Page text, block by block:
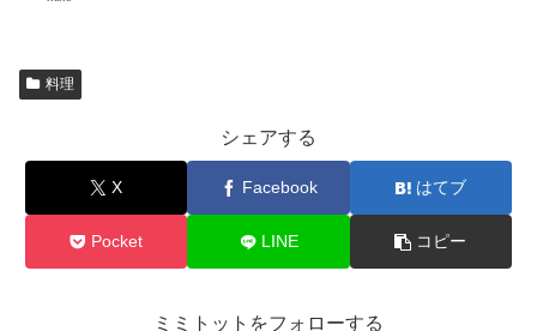
料理
シェアする
X Facebook はてブ
Pocket LINE コピー
ミミトットをフォローする